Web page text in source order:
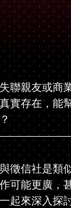
聯親友或商
實存在，能
徵信社是類
可能更廣，
起來深入探